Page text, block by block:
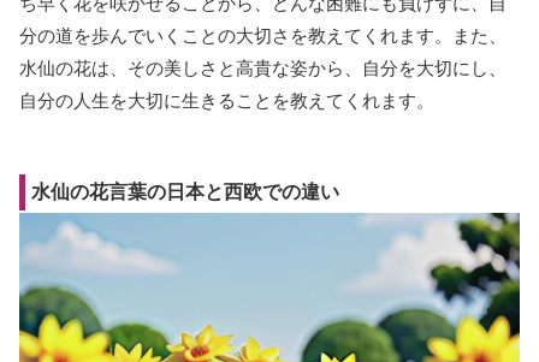
分の道を歩んでいくことの大切さを教えてくれます。また、
水仙の花は、その美しさと高貴な姿から、自分を大切にし、
自分の人生を大切に生きることを教えてくれます。
水仙の花言葉の日本と西欧での違い